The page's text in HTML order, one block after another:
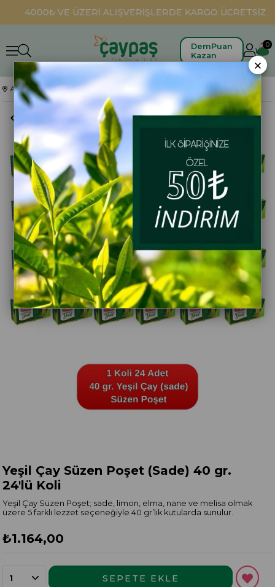
4000₺ VE ÜZERİ ALIŞVERİŞLERDE KARGO ÜCRETSİZ
DemPuan
Kazan
0
Anasayfa Bitki Çayları Yeşil Çay Süzen Poşet (Sade) 40 gr. 24'lü Koli
Yeşil Çay Süzen Poşet (Sade) 40 gr.
24'lü Koli
Yeşil Çay Süzen Poşet; sade, limon, elma, nane ve melisa olmak
üzere 5 farklı lezzet seçeneğiyle 40 gr’lık kutularda sunulur.
₺1.164,00
×